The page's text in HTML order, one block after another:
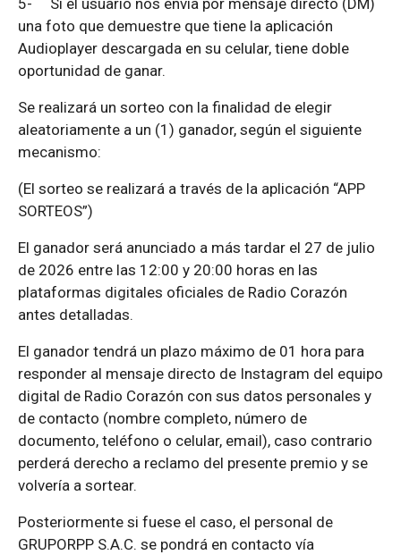
5- Si el usuario nos envía por mensaje directo (DM)
una foto que demuestre que tiene la aplicación
Audioplayer descargada en su celular, tiene doble
oportunidad de ganar.
Se realizará un sorteo con la finalidad de elegir
aleatoriamente a un (1) ganador, según el siguiente
mecanismo:
(El sorteo se realizará a través de la aplicación “APP
SORTEOS”)
El ganador será anunciado a más tardar el 27 de julio
de 2026 entre las 12:00 y 20:00 horas en las
plataformas digitales oficiales de Radio Corazón
antes detalladas.
El ganador tendrá un plazo máximo de 01 hora para
responder al mensaje directo de Instagram del equipo
digital de Radio Corazón con sus datos personales y
de contacto (nombre completo, número de
documento, teléfono o celular, email), caso contrario
perderá derecho a reclamo del presente premio y se
volvería a sortear.
Posteriormente si fuese el caso, el personal de
GRUPORPP S.A.C. se pondrá en contacto vía